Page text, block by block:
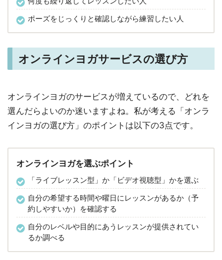
ポーズをじっくりと確認しながら練習したい人
オンラインヨガサービスの選び方
オンラインヨガのサービスが増えているので、どれを
選んだらよいのか迷いますよね。私が考える「オンラ
インヨガの選び方」のポイントは以下の3点です。
オンラインヨガを選ぶポイント
「ライブレッスン型」か「ビデオ視聴型」かを選ぶ
自分の希望する時間や曜日にレッスンがあるか（予
約しやすいか）を確認する
自分のレベルや目的にあうレッスンが提供されてい
るか調べる